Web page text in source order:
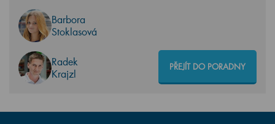
Barbora
Stoklasová
Radek
Krajzl
PŘEJÍT DO PORADNY